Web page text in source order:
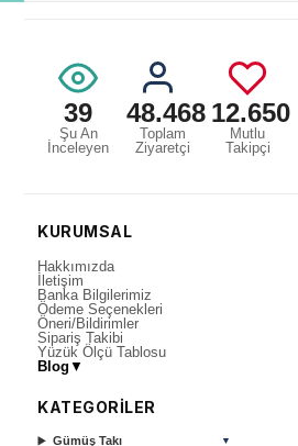
39
Şu An
İnceleyen
48.468
Toplam
Ziyaretçi
12.650
Mutlu
Takipçi
KURUMSAL
Hakkımızda
İletişim
Banka Bilgilerimiz
Ödeme Seçenekleri
Öneri/Bildirimler
Sipariş Takibi
Yüzük Ölçü Tablosu
Blog ▼
KATEGORİLER
Gümüş Takı ▼